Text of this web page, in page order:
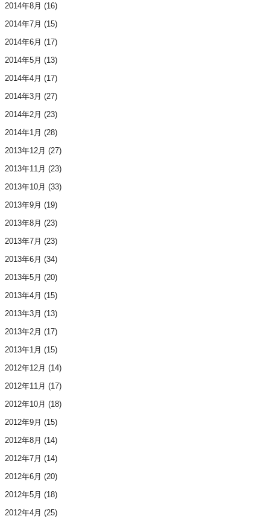
2014年8月 (16)
2014年7月 (15)
2014年6月 (17)
2014年5月 (13)
2014年4月 (17)
2014年3月 (27)
2014年2月 (23)
2014年1月 (28)
2013年12月 (27)
2013年11月 (23)
2013年10月 (33)
2013年9月 (19)
2013年8月 (23)
2013年7月 (23)
2013年6月 (34)
2013年5月 (20)
2013年4月 (15)
2013年3月 (13)
2013年2月 (17)
2013年1月 (15)
2012年12月 (14)
2012年11月 (17)
2012年10月 (18)
2012年9月 (15)
2012年8月 (14)
2012年7月 (14)
2012年6月 (20)
2012年5月 (18)
2012年4月 (25)